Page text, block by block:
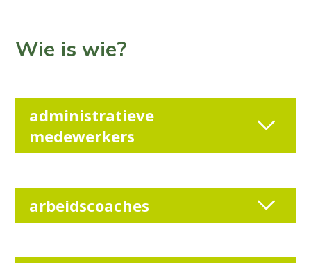
Wie is wie?
administratieve
medewerkers
arbeidscoaches